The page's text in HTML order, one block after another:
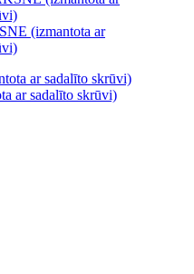
(izmantota ar
ar sadalīto skrūvi)